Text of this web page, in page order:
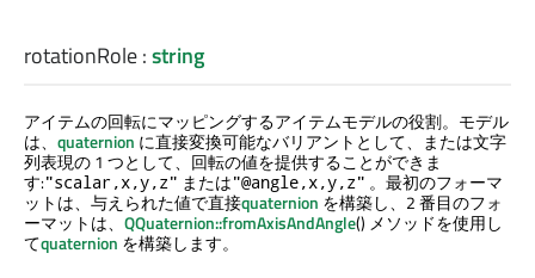
rotationRole:string
アイテムの回転にマッピングするアイテムモデルの役割。モデル
は、 quaternion に直接変換可能なバリアントとして、または文字
列表現の 1 つとして、回転の値を提供することができま
す:"scalar,x,y,z" または"@angle,x,y,z" 。最初のフォーマ
ットは、与えられた値で直接quaternion を構築し、2 番目のフォ
ーマットは、 QQuaternion::fromAxisAndAngle() メソッドを使用し
てquaternion を構築します。